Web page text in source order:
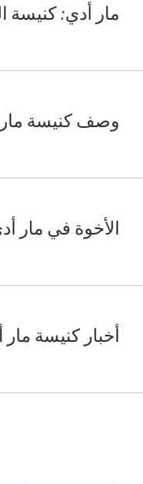
مار أدي: كنيسة
وصف كنيسة
الأخوة في مار
أخبار كنيسة